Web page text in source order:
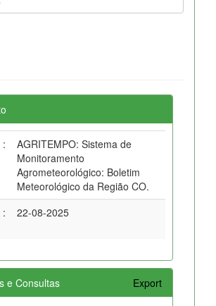
:
AGRITEMPO: Sistema de
Monitoramento
Agrometeorológico: Boletim
Meteorológico da Região CO.
: 22-08-2025
e Consultas Export